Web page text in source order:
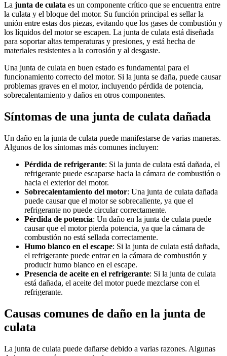
La junta de culata es un componente crítico que se encuentra entre
la culata y el bloque del motor. Su función principal es sellar la
unión entre estas dos piezas, evitando que los gases de combustión y
los líquidos del motor se escapen. La junta de culata está diseñada
para soportar altas temperaturas y presiones, y está hecha de
materiales resistentes a la corrosión y al desgaste.
Una junta de culata en buen estado es fundamental para el
funcionamiento correcto del motor. Si la junta se daña, puede causar
problemas graves en el motor, incluyendo pérdida de potencia,
sobrecalentamiento y daños en otros componentes.
Síntomas de una junta de culata dañada
Un daño en la junta de culata puede manifestarse de varias maneras.
Algunos de los síntomas más comunes incluyen:
Pérdida de refrigerante: Si la junta de culata está dañada, el
refrigerante puede escaparse hacia la cámara de combustión o
hacia el exterior del motor.
Sobrecalentamiento del motor: Una junta de culata dañada
puede causar que el motor se sobrecaliente, ya que el
refrigerante no puede circular correctamente.
Pérdida de potencia: Un daño en la junta de culata puede
causar que el motor pierda potencia, ya que la cámara de
combustión no está sellada correctamente.
Humo blanco en el escape: Si la junta de culata está dañada,
el refrigerante puede entrar en la cámara de combustión y
producir humo blanco en el escape.
Presencia de aceite en el refrigerante: Si la junta de culata
está dañada, el aceite del motor puede mezclarse con el
refrigerante.
Causas comunes de daño en la junta de
culata
La junta de culata puede dañarse debido a varias razones. Algunas